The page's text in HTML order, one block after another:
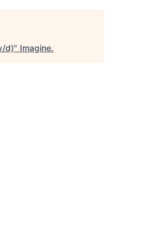
d)" Imagine.